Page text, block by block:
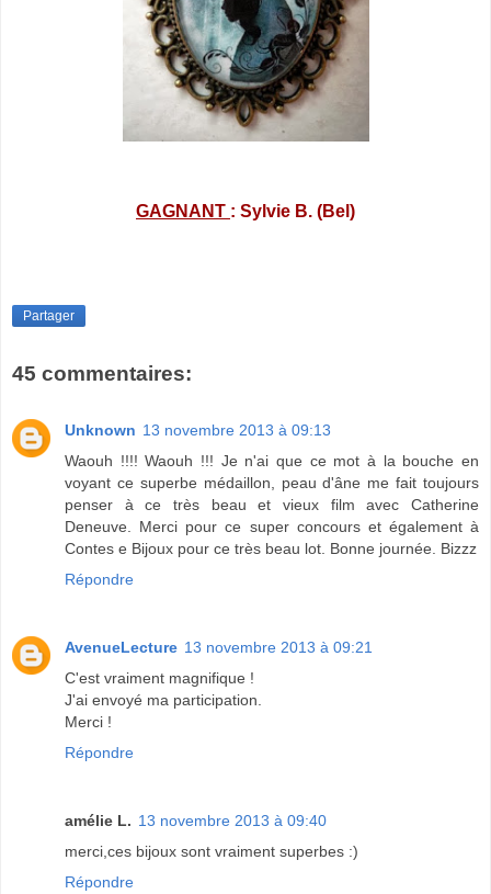
GAGNANT : Sylvie B. (Bel)
Partager
45 commentaires:
Unknown 13 novembre 2013 à 09:13
Waouh !!!! Waouh !!! Je n'ai que ce mot à la bouche en
voyant ce superbe médaillon, peau d'âne me fait toujours
penser à ce très beau et vieux film avec Catherine
Deneuve. Merci pour ce super concours et également à
Contes e Bijoux pour ce très beau lot. Bonne journée. Bizzz
Répondre
AvenueLecture 13 novembre 2013 à 09:21
C'est vraiment magnifique !
J'ai envoyé ma participation.
Merci !
Répondre
amélie L. 13 novembre 2013 à 09:40
merci,ces bijoux sont vraiment superbes :)
Répondre